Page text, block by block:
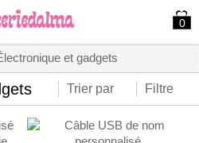
0
et gadgets
Trier par Filtre